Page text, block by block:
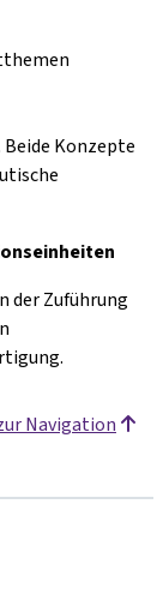
Konzepte
der Zuführung
Navigation